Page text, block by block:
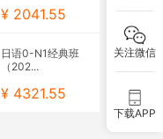
¥ 2041.55
日语0-N1经典班
（202...
¥ 4321.55
关注微信
下载APP